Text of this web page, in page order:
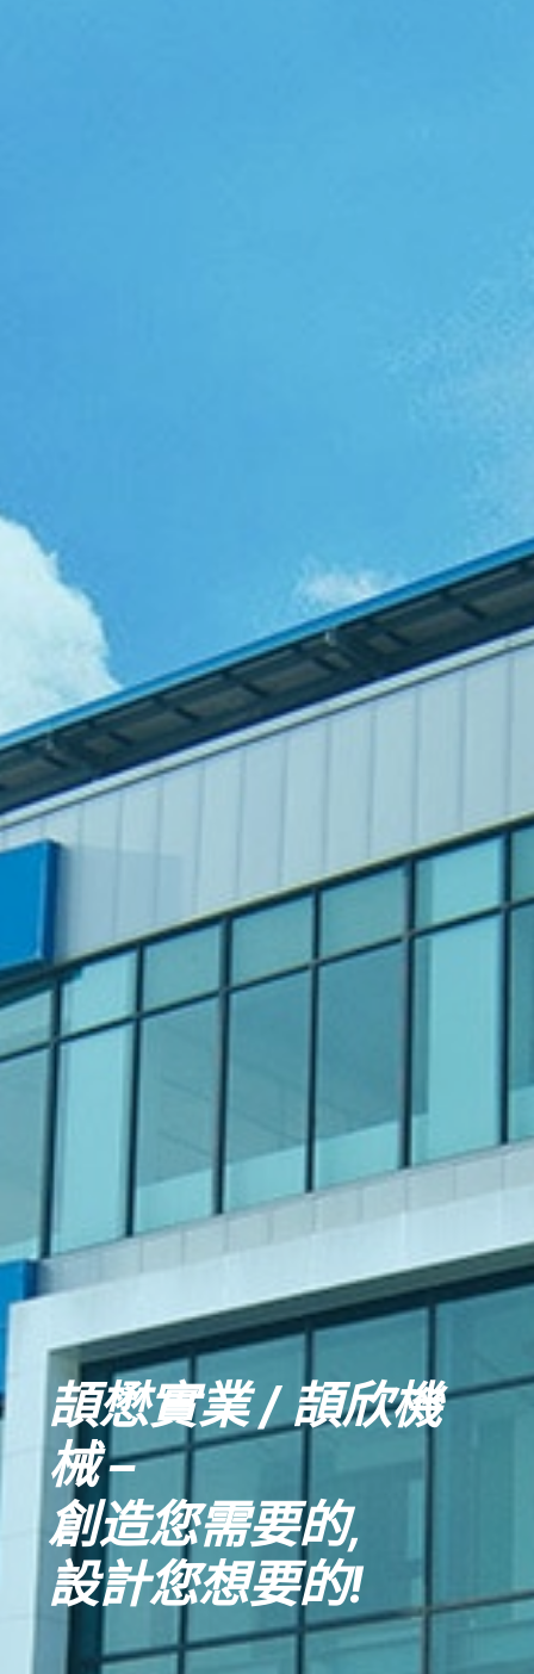
頡懋實業 / 頡欣機
械 –
創造您需要的,
設計您想要的!